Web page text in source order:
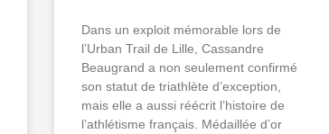
Dans un exploit mémorable lors de
l’Urban Trail de Lille, Cassandre
Beaugrand a non seulement confirmé
son statut de triathlète d’exception,
mais elle a aussi réécrit l’histoire de
l’athlétisme français. Médaillée d’or